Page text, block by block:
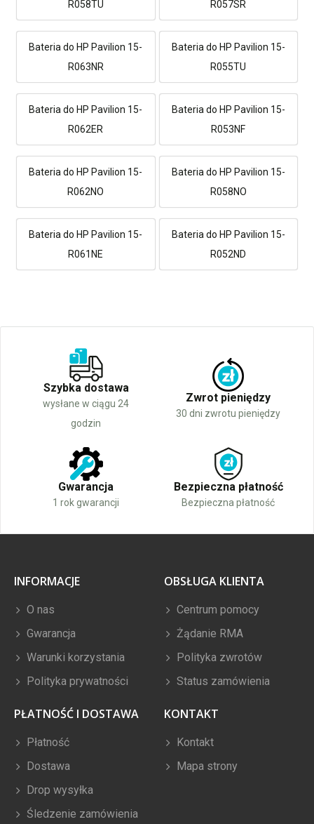
R058TU
R057SR
Bateria do HP Pavilion 15-
R063NR
Bateria do HP Pavilion 15-
R055TU
Bateria do HP Pavilion 15-
R062ER
Bateria do HP Pavilion 15-
R053NF
Bateria do HP Pavilion 15-
R062NO
Bateria do HP Pavilion 15-
R058NO
Bateria do HP Pavilion 15-
R061NE
Bateria do HP Pavilion 15-
R052ND
Szybka dostawa
wysłane w ciągu 24
godzin
Zwrot pieniędzy
30 dni zwrotu pieniędzy
Gwarancja
1 rok gwarancji
Bezpieczna płatność
Bezpieczna płatność
INFORMACJE
O nas
Gwarancja
Warunki korzystania
Polityka prywatności
OBSŁUGA KLIENTA
Centrum pomocy
Żądanie RMA
Polityka zwrotów
Status zamówienia
PŁATNOŚĆ I DOSTAWA
Płatność
Dostawa
Drop wysyłka
Śledzenie zamówienia
KONTAKT
Kontakt
Mapa strony